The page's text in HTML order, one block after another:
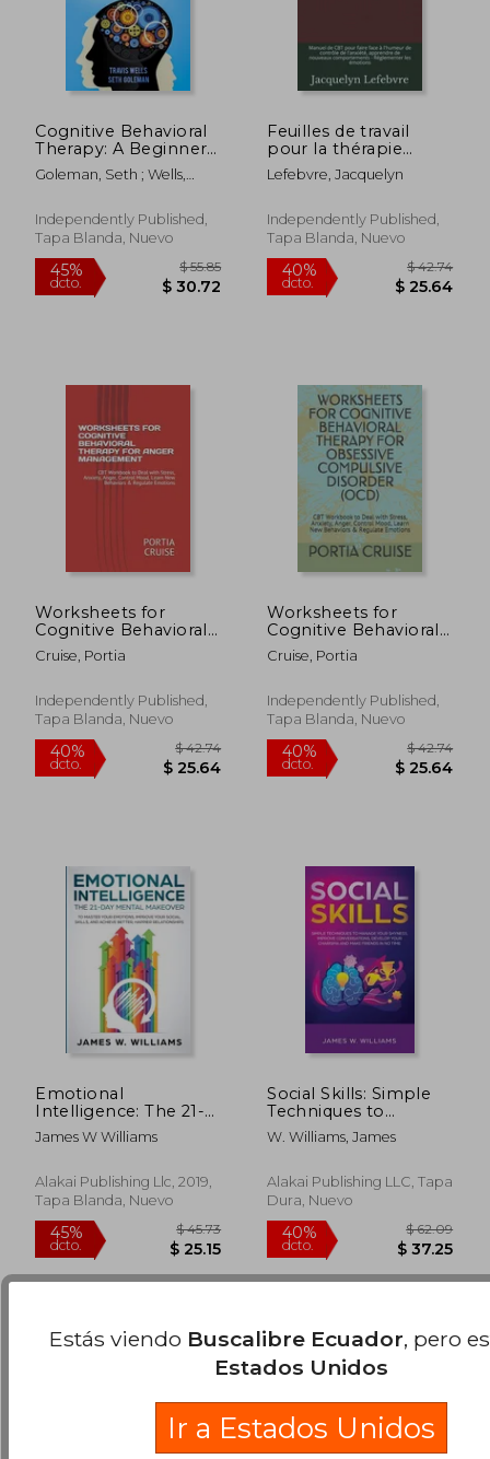
45%
dcto.
45%
dcto.
Cognitive Behavioral
Therapy: A Beginners
Guide to CBT with
Simple Techniques
Brain to Defeat
Anxiety, Depression,
Inglés)
Goleman, Seth ; Wells,
Independently Published,
Tapa Blanda, Nuevo
45%
dcto. $ 30.72
Feuilles de travail
pour la thérapie
cognitivo-
comportementale
panique: Manuel de
CBT pour faire face à
de l'anxi (en Francés)
Lefebvre, Jacquelyn
Independently Published,
Tapa Blanda, Nuevo
40%
dcto. $
Worksheets for
Cognitive Behavioral
Therapy for Anger
Management: CBT
with Stress, Anxiety,
Anger, Control Mood,
(en Inglés)
Cruise, Portia
Independently Published,
Tapa Blanda, Nuevo
Worksheets for
Cognitive Behavioral
Therapy for
Obsessive
(Ocd): CBT Workbook
to Deal with Stress,
Control Mood, L (en
Inglés)
Cruise, Portia
Independently Published,
Tapa Blanda, Nuevo
Emotional
Intelligence: The 21-
Day Mental Makeover
to Master Your
Your Social Skills, and
Achieve Better,
Relationships (en
Inglés)
James W Williams
Alakai Publishing Llc, 2019,
Tapa Blanda, Nuevo
Social Skills: Simple
Techniques to
Manage Your
Shyness, Improve
Develop Your
Charisma and Make
(en Inglés)
W. Williams, James
Alakai Publishing LLC, Tapa
Dura, Nuevo
Estás viendo Buscalibre Ecuador, pero
Estados Unidos
Ir a Estados Unidos